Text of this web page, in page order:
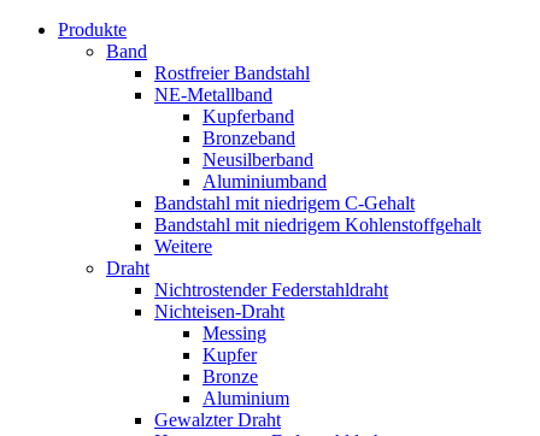
Produkte
Band
Rostfreier Bandstahl
NE-Metallband
Kupferband
Bronzeband
Neusilberband
Aluminiumband
Bandstahl mit niedrigem C-Gehalt
Bandstahl mit niedrigem Kohlenstoffgehalt
Weitere
Draht
Nichtrostender Federstahldraht
Nichteisen-Draht
Messing
Kupfer
Bronze
Aluminium
Gewalzter Draht